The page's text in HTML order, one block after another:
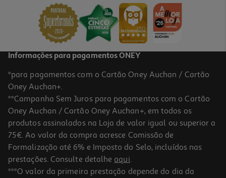
Copo Decorado Vidro 345ml
Informações para pagamentos ONEY
*para pagamentos com o Cartão Oney Auchan / Cartão
Oney Auchan+.
**Campanha Sem Juros para pagamentos com o Cartão
Oney Auchan / Cartão Oney Auchan+, em todos os
produtos assinalados na Loja de valor igual ou superior a
75€. Ao valor da compra acresce Comissão de
Formalização até 6% e Imposto do Selo, incluídos nas
prestações. Consulte detalhe aqui.
***O valor da primeira prestação depende do dia da